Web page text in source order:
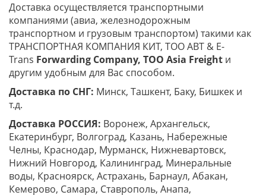
Доставка осуществляется транспортными
компаниями (авиа, железнодорожным
транспортном и грузовым транспортом) такими как
ТРАНСПОРТНАЯ КОМПАНИЯ КИТ, ТОО ABT & E-
Trans Forwarding Company, ТОО Asia Freight и
другим удобным для Вас способом.
Доставка по СНГ: Минск, Ташкент, Баку, Бишкек и
т.д.
Доставка РОССИЯ: Воронеж, Архангельск,
Екатеринбург, Волгоград, Казань, Набережные
Челны, Краснодар, Мурманск, Нижневартовск,
Нижний Новгород, Калининград, Минеральные
воды, Красноярск, Астрахань, Барнаул, Абакан,
Кемерово, Самара, Ставрополь, Анапа,